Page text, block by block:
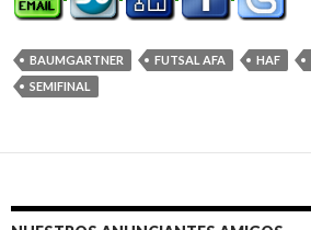
BAUMGARTNER FUTSAL AFA HAF
SEMIFINAL